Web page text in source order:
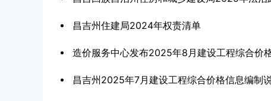
昌吉州住建局2024年权责清单
造价服务中心发布2025年8月建设工程综合价
昌吉州2025年7月建设工程综合价格信息编制